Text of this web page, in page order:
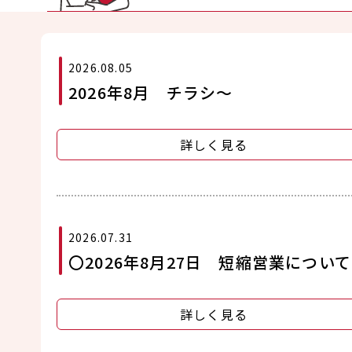
2026.08.05
2026年8月 チラシ～
詳しく見る
2026.07.31
〇2026年8月27日 短縮営業につい
詳しく見る